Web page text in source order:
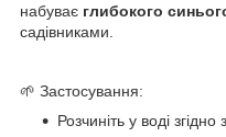
набуває глибокого
садівниками.
🌱 Застосування:
Розчиніть у воді згідно